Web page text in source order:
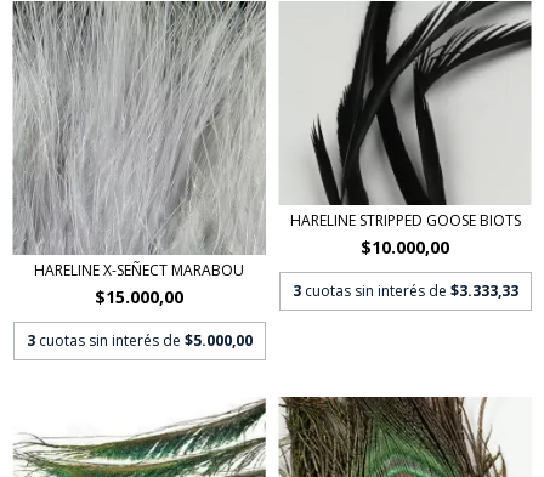
HARELINE X-SEÑECT MARABOU
$15.000,00
3 cuotas sin interés de $5.000,00
HARELINE STRIPPED GOOSE BIOTS
$10.000,00
3 cuotas sin interés de $3.333,33